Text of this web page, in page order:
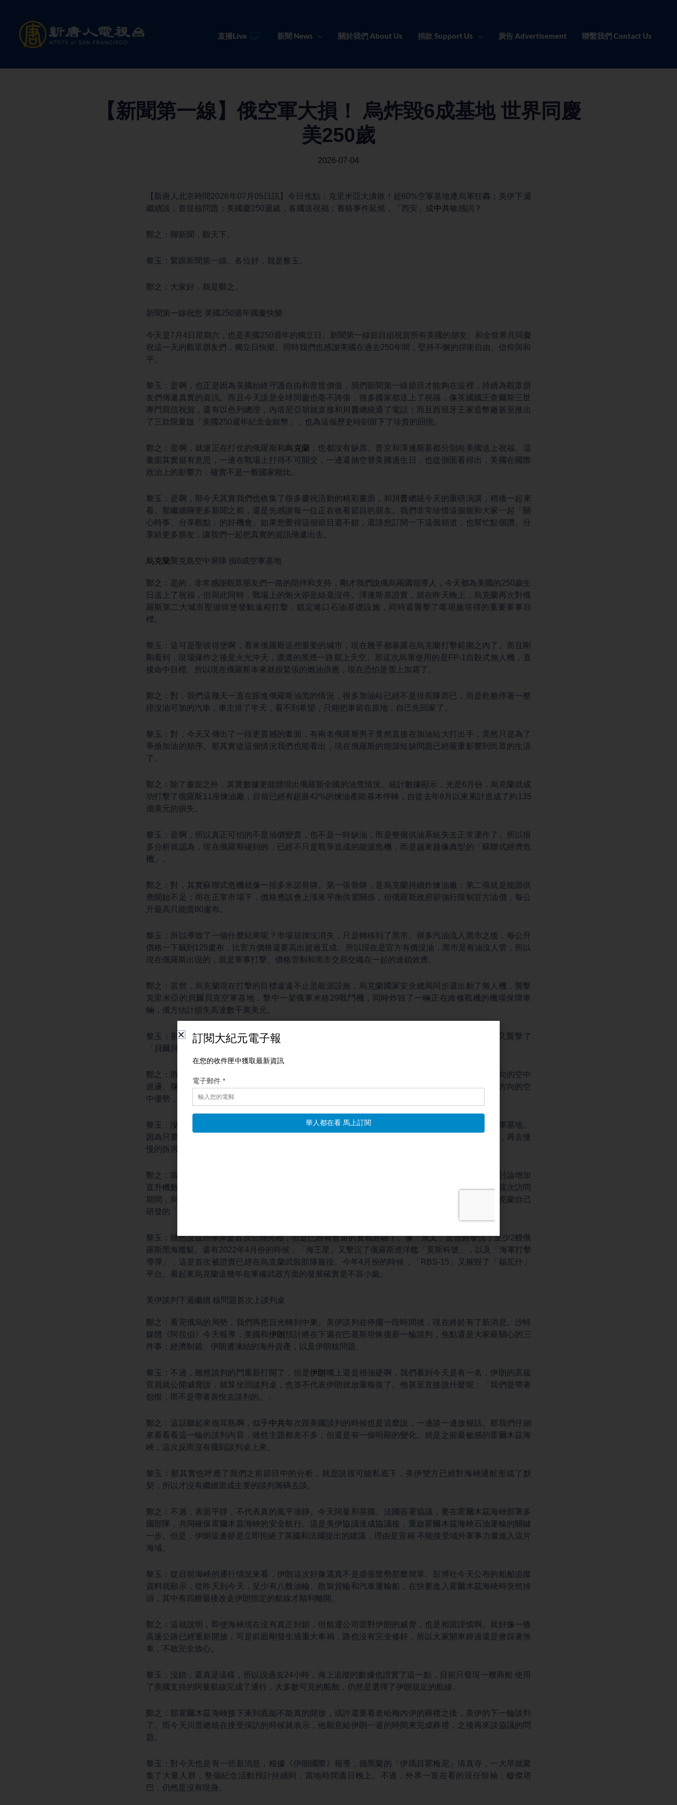
content
直播Live 新聞 News 關於我們 About Us 捐款 Support Us 廣告 Advertisement 聯繫我們 Contact Us
【新聞第一線】俄空軍大損！ 烏炸毀6成基地 世界同慶
美250歲
2026-07-04
【新唐人北京時間2026年07月05日訊】今日焦點：克里米亞大潰敗！超60%空軍基地遭烏軍狂轟；美伊下週
繼續談，首提核問題；美國慶250週歲，各國送祝福；賽格事件延燒，「西安」成中共敏感詞？
鄭之：聊新聞，觀天下。
黎玉：緊跟新聞第一線。各位好，我是黎玉。
鄭之：大家好，我是鄭之。
新聞第一線祝您 美國250週年國慶快樂
今天是7月4日星期六，也是美國250週年的獨立日。新聞第一線節目組祝賀所有美國的朋友、和全世界共同慶
祝這一天的觀眾朋友們，獨立日快樂。同時我們也感謝美國在過去250年間，堅持不懈的捍衛自由、信仰與和
平。
黎玉：是啊，也正是因為美國始終守護自由和普世價值，我們新聞第一線節目才能夠在這裡，持續為觀眾朋
友們傳遞真實的資訊。而且今天說是全球同慶也毫不誇張，很多國家都送上了祝福，像英國國王查爾斯三世
專門寫信祝賀，還有以色列總理，內塔尼亞胡就直接和
川普總統通了電話；而且西班牙王家造幣廠甚至推出
了三款限量版「美國250週年紀念金銀幣」，也為這個歷史時刻留下了珍貴的回憶。
鄭之：是啊，就連正在打仗的俄羅斯和 烏克蘭 ，也都沒有缺席。普京和澤連斯基都分別向美國送上祝福。這
畫面其實挺有意思，一邊在戰場上打得不可開交，一邊還抽空替美國過生日，也從側面看得出，美國在國際
政治上的影響力，確實不是一般國家能比。
黎玉：是啊，那今天其實我們也收集了很多慶祝活動的精彩畫面，和 川普總統今天的重磅演講，稍後一起來
看。那繼續聊更多新聞之前，還是先感謝每一位正在收看節目的朋友。我們非常珍惜這個能和大家一起「關
心時事、分享觀點」的好機會。如果您覺得這個節目還不錯，還請您訂閱一下這個頻道，也幫忙點個讚、分
享給更多朋友，讓我們一起把真實的資訊傳遞出去。
烏克蘭襲克島空中屏障 損6成空軍基地
鄭之：是的，非常感謝觀眾朋友們一路的陪伴和支持，剛才我們說俄烏兩國領導人，今天都為美國的250歲生
日送上了祝福，但與此同時，戰場上的炮火卻是絲毫沒停。澤連斯基證實，就在昨天晚上，烏克蘭再次對俄
羅斯第二大城市聖彼得堡發動遠程打擊，鎖定港口石油基礎設施，同時還襲擊了喀琅施塔得的重要軍事目
標。
黎玉：這可是聖彼得堡啊，看來俄羅斯這些重要的城市，現在幾乎都暴露在烏克蘭打擊範圍之內了。而且剛
剛看到，現場爆炸之後是火光沖天，濃濃的黑煙一路竄上天空。那這次烏軍使用的是FP-1自殺式無人機，直
接命中目標。所以現在俄羅斯本來就很緊張的燃油供應，現在恐怕是雪上加霜了。
鄭之：對，我們這幾天一直在跟進俄羅斯油荒的情況，很多加油站已經不是排長隊而已，而是乾脆停著一整
排沒油可加的汽車，車主排了半天，看不到希望，只能把車留在原地，自己先回家了。
黎玉：對，今天又傳出了一段更震撼的畫面，有兩名俄羅斯男子竟然直接在加油站大打出手，竟然只是為了
爭搶加油的順序。那其實從這個情況我們也能看出，現在俄羅斯的能源短缺問題已經嚴重影響到民眾的生活
了。
鄭之：除了畫面之外，其實數據更能體現出俄羅斯全國的油荒情況。統計數據顯示，光是6月份，烏克蘭就成
功打擊了俄羅斯11座煉油廠，目前已經有超過42%的煉油產能基本停轉，自從去年8月以來累計造成了約135
億美元的損失。
黎玉：是啊，所以真正可怕的不是油價變貴，也不是一時缺油，而是整個供油系統失去正常運作了。所以很
多分析就認為，現在俄羅斯碰到的，已經不只是戰爭造成的能源危機，而是越來越像典型的「蘇聯式經濟危
機」。
鄭之：對，其實蘇聯式危機就像一排多米諾骨牌。第一張骨牌，是烏克蘭持續炸煉油廠；第二張就是能源供
應開始不足；而在正常市場下，價格應該會上漲來平衡供需關係，但俄羅斯政府卻強行限制官方油價，每公
升最高只能賣80盧布。
黎玉：所以導致了一個什麼結果呢？市場規律沒消失，只是轉移到了黑市。很多汽油流入黑市之後，每公升
價格一下飆到125盧布，比官方價格還要高出超過五成。所以現在是官方有價沒油，黑市是有油沒人管，所以
現在俄羅斯出現的，就是軍事打擊、價格管制和黑市交易交織在一起的連鎖效應。
鄭之：當然，烏克蘭現在打擊的目標遠遠不止是能源設施，烏克蘭國家安全總局同步還出動了無人機，襲擊
克里米亞的貝爾貝克空軍基地，擊中一架俄軍米格29戰鬥機，同時炸毀了一輛正在維修戰機的機場保障車
輛，俄方估計損失高達數千萬美元。
黎玉：那結合最近的戰況，昨天烏軍才襲擊了「薩基空軍基地」和「近衛軍村空軍基地」，今天又襲擊了
「貝爾貝克空軍基地」，等於是克里米亞五座主要的空軍基地裡，已經有三座被襲擊了。
鄭之：而貝爾貝克可不是普通基地，它是俄軍在克里米亞最重要的戰術航空基地之一，負責黑海方向的空中
巡邏、攔截和制空，也是保護塞瓦斯托波爾的重要空中屏障。如果這些基地持續受損，俄軍在黑海方向的空
中優勢，很可能會被一步步削弱。
黎玉：沒錯，這就是烏軍的打法，已經從一開始專打煉油廠、油庫，逐漸升級到專打防空系統和空軍基地。
因為只要把防空網一層一層拆掉，後續的無人機和導彈就更容易深入目標。就像先把這個屋頂掀開，再去慢
慢的拆房子，所以能預見到的，就是克里米亞承受的壓力只會越來越大。
鄭之：當然，烏克蘭自己也不是沒有壓力。今天澤連斯基到海軍司令部開會，其中一項重點，就是討論增加
直升機數量，進一步強化防空能力。可見雙方現在都在圍繞著「制空權」在展開新一輪較量。而在這次訪問
期間，烏克蘭還首次公開展示了一些反艦導彈，比如說：有2022年從美國購買的「魚叉」，還有烏克蘭自己
研發的「海王星」、丹麥的「海軍打擊導彈」和瑞典的「RBS-15」。
黎玉：雖然說這些導彈是首次公開亮相，但是已經有豐富的實戰經驗了。像「魚叉」是曾經擊沉了至少2艘俄
羅斯黑海艦艇。還有2022年4月份的時候，「海王星」又擊沉了俄羅斯巡洋艦「莫斯科號」，以及「海軍打擊
導彈」，這是首次被證實已經在烏克蘭武裝部隊服役。今年4月份的時候，「RBS-15」又摧毀了「錫瓦什」
平台。看起來烏克蘭這幾年在軍備武器方面的發展確實是不容小覷。
美伊談判下週繼續 核問題首次上談判桌
鄭之：看完俄烏的局勢，我們再把目光轉到中東。美伊談判在停擺一段時間後，現在終於有了新消息。沙特
媒體《阿拉伯》今天報導，美國和 伊朗 預計將在下週在巴基斯坦恢復新一輪談判，焦點還是大家最關心的三
件事：經濟制裁、伊朗遭凍結的海外資產，以及伊朗核問題。
黎玉：不過，雖然談判的門重新打開了，但是伊朗 嘴上還是很強硬啊，我們看到今天是有一名，伊朗的高級
官員就公開威脅說，就算坐回談判桌，也並不代表伊朗就放棄報復了。他甚至直接說什麼呢：「我們是帶著
怨恨，而不是帶著喜悅去談判的。」
鄭之：這話聽起來很耳熟啊，似乎中共每次跟美國談判的時候也是這麼說，一邊談一邊放狠話。那我們仔細
來看看看這一輪的談判內容，雖然主題都差不多，但還是有一個明顯的變化。就是之前最敏感的霍爾木茲海
峽，這次反而沒有擺到談判桌上來。
黎玉：那其實也呼應了我們之前節目中的分析，就是說很可能私底下，美伊雙方已經對海峽通航形成了默
契，所以才沒有繼續當成主要的談判籌碼去談。
鄭之：不過，表面平靜，不代表真的風平浪靜。今天阿曼和英國、法國簽署協議，要在霍爾木茲海峽部署多
國部隊，共同確保霍爾木茲海峽的安全航行。這是美伊協議達成協議後，重啟霍爾木茲海峽石油運輸的關鍵
一步。但是，伊朗這邊卻是立即拒絕了英國和法國提出的建議，理由是宣稱 不能接受域外軍事力量進入這片
海域。
黎玉：從目前海峽的通行情況來看，伊朗這次好像還真不是虛張聲勢那麼簡單。彭博社今天公布的船舶追蹤
資料就顯示，從昨天到今天，至少有八艘油輪、散裝貨輪和汽車運輸船，在快要進入霍爾木茲海峽時突然掉
頭，其中有四艘最後改走伊朗指定的航線才順利離開。
鄭之：這就說明，即使海峽現在沒有真正封鎖，但航運公司面對伊朗的威脅，也是相當謹慎啊。就好像一條
高速公路已經重新開放，可是前面剛發生過重大車禍，路也沒有完全修好，所以大家開車經過還是會踩著煞
車，不敢完全放心。
黎玉：沒錯，還真是這樣，所以說過去24小時，海上追蹤的數據也證實了這一點，目前只發現一艘商船 使用
了美國支持的阿曼航線完成了通行，大多數可見的船舶，仍然是選擇了伊朗規定的航線。
鄭之：那霍爾木茲海峽接下來到底能不能真的開放，或許還要看老哈梅內伊的葬禮之後，美伊的下一輪談判
了。而今天川普總統在接受採訪的時候就表示，他願意給伊朗一週的時間來完成葬禮，之後再來談協議的問
題。
黎玉：對今天也是有一些新消息，根據《伊朗國際》報導，德黑蘭的「伊瑪目霍梅尼」清真寺，一大早就聚
集了大量人群，整個紀念活動預計持續到，當地時間週日晚上。不過，外界一直在看的現任領袖，穆傑塔
巴，仍然是沒有現身。